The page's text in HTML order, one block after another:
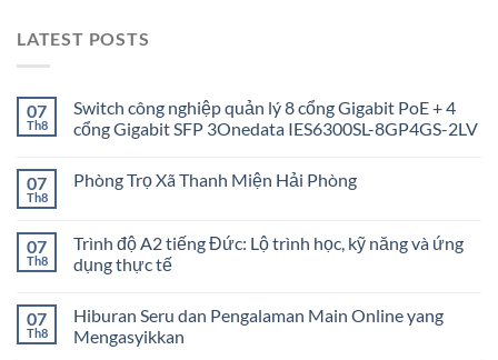
LATEST POSTS
07
Th8
Switch công nghiệp quản lý 8 cổng Gigabit PoE + 4
cổng Gigabit SFP 3Onedata IES6300SL-8GP4GS-2LV
07
Th8
Phòng Trọ Xã Thanh Miện Hải Phòng
07
Th8
Trình độ A2 tiếng Đức: Lộ trình học, kỹ năng và ứng
dụng thực tế
07
Th8
Hiburan Seru dan Pengalaman Main Online yang
Mengasyikkan